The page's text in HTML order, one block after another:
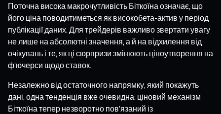
Поточна висока макрочутливість Біткоїна означає, що
його ціна поводитиметься як високобета-актив у період
публікації даних. Для трейдерів важливо звертати увагу
не лише на абсолютні значення, а й на відхилення від
очікувань і те, як ці сюрпризи змінюють ціноутворення на
ф’ючерси щодо ставок.
Незалежно від остаточного напрямку, який покажуть
дані, одна тенденція вже очевидна: ціновий механізм
Біткоїна тепер незворотно пов’язаний із